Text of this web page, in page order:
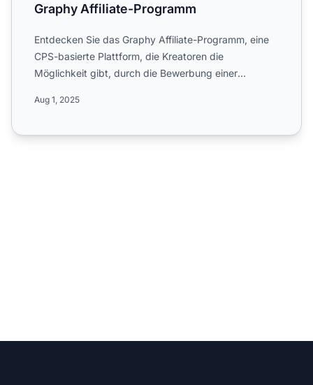
Graphy Affiliate-Programm
Entdecken Sie das Graphy Affiliate-Programm, eine
CPS-basierte Plattform, die Kreatoren die
Möglichkeit gibt, durch die Bewerbung einer
Aug 1, 2025